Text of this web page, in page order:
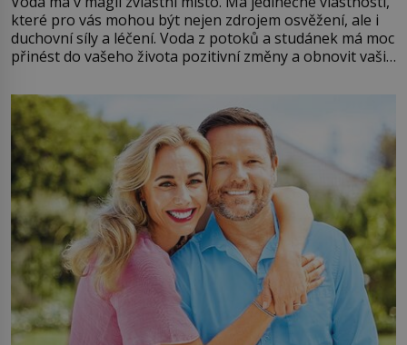
které pro vás mohou být nejen zdrojem osvěžení, ale i
duchovní síly a léčení. Voda z potoků a studánek má moc
přinést do vašeho života pozitivní změny a obnovit vaši
můžete obohatit své rituály a přinést do svého života
větší harmonii a klid. Je důležité